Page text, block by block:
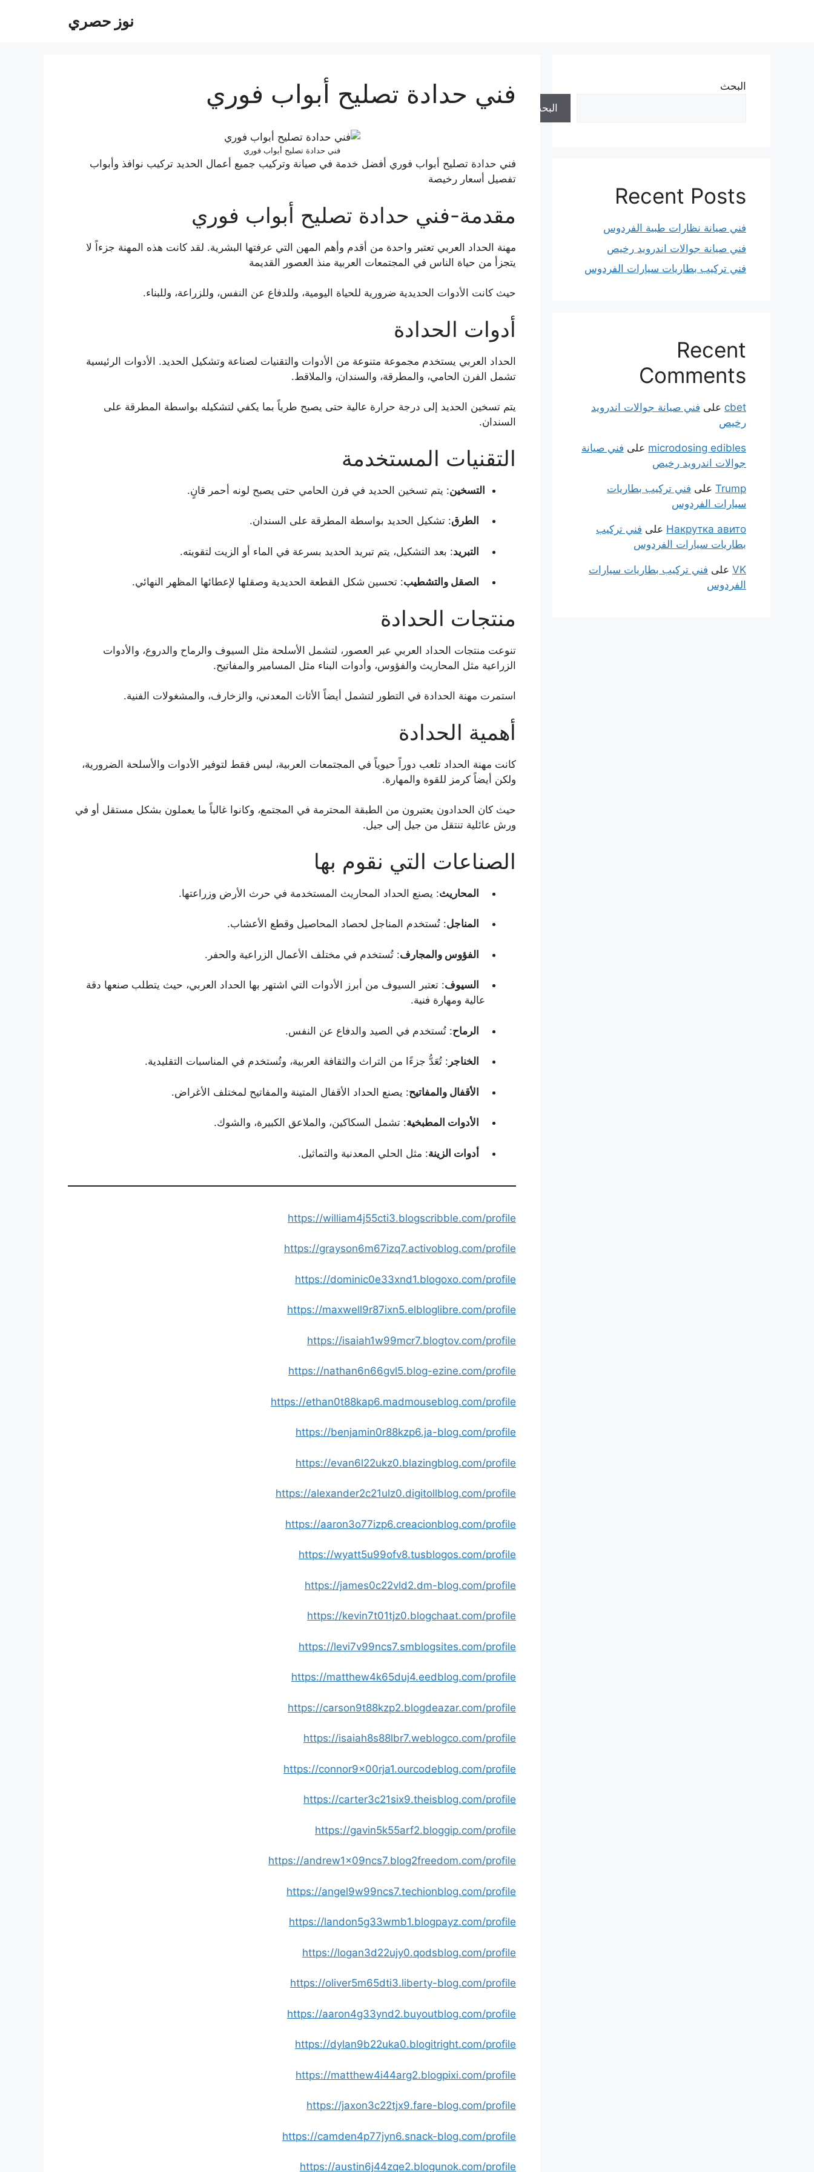
نوز حصري
فني حدادة تصليح أبواب فوري
فني حدادة تصليح أبواب فوري
فني حدادة تصليح أبواب فوري أفضل خدمة في صيانة وتركيب جميع أعمال الحديد تركيب نوافذ وأبواب
تفصيل أسعار رخيصة
مقدمة-فني حدادة تصليح أبواب فوري
مهنة الحداد العربي تعتبر واحدة من أقدم وأهم المهن التي عرفتها البشرية. لقد كانت هذه المهنة جزءاً لا
يتجزأ من حياة الناس في المجتمعات العربية منذ العصور القديمة
حيث كانت الأدوات الحديدية ضرورية للحياة اليومية، وللدفاع عن النفس، وللزراعة، وللبناء.
أدوات الحدادة
الحداد العربي يستخدم مجموعة متنوعة من الأدوات والتقنيات لصناعة وتشكيل الحديد. الأدوات الرئيسية
تشمل الفرن الحامي، والمطرقة، والسندان، والملاقط.
يتم تسخين الحديد إلى درجة حرارة عالية حتى يصبح طرياً بما يكفي لتشكيله بواسطة المطرقة على
السندان.
التقنيات المستخدمة
التسخين: يتم تسخين الحديد في فرن الحامي حتى يصبح لونه أحمر قانٍ.
الطرق: تشكيل الحديد بواسطة المطرقة على السندان.
التبريد: بعد التشكيل، يتم تبريد الحديد بسرعة في الماء أو الزيت لتقويته.
الصقل والتشطيب: تحسين شكل القطعة الحديدية وصقلها لإعطائها المظهر النهائي.
منتجات الحدادة
تنوعت منتجات الحداد العربي عبر العصور، لتشمل الأسلحة مثل السيوف والرماح والدروع، والأدوات
الزراعية مثل المحاريث والفؤوس، وأدوات البناء مثل المسامير والمفاتيح.
استمرت مهنة الحدادة في التطور لتشمل أيضاً الأثاث المعدني، والزخارف، والمشغولات الفنية.
أهمية الحدادة
كانت مهنة الحداد تلعب دوراً حيوياً في المجتمعات العربية، ليس فقط لتوفير الأدوات والأسلحة الضرورية،
ولكن أيضاً كرمز للقوة والمهارة.
حيث كان الحدادون يعتبرون من الطبقة المحترمة في المجتمع، وكانوا غالباً ما يعملون بشكل مستقل أو في
ورش عائلية تنتقل من جيل إلى جيل.
الصناعات التي نقوم بها
المحاريث: يصنع الحداد المحاريث المستخدمة في حرث الأرض وزراعتها.
المناجل: تُستخدم المناجل لحصاد المحاصيل وقطع الأعشاب.
الفؤوس والمجارف: تُستخدم في مختلف الأعمال الزراعية والحفر.
السيوف: تعتبر السيوف من أبرز الأدوات التي اشتهر بها الحداد العربي، حيث يتطلب صنعها دقة
عالية ومهارة فنية.
الرماح: تُستخدم في الصيد والدفاع عن النفس.
الخناجر : تُعَدُّ جزءًا من التراث والثقافة العربية، وتُستخدم في المناسبات التقليدية.
الأقفال والمفاتيح: يصنع الحداد الأقفال المتينة والمفاتيح لمختلف الأغراض.
الأدوات المطبخية: تشمل السكاكين، والملاعق الكبيرة، والشوك.
أدوات الزينة: مثل الحلي المعدنية والتماثيل.
https://william4j55cti3.blogscribble.com/profile
https://grayson6m67izq7.activoblog.com/profile
https://dominic0e33xnd1.blogoxo.com/profile
https://maxwell9r87ixn5.elbloglibre.com/profile
https://isaiah1w99mcr7.blogtov.com/profile
https://nathan6n66gvl5.blog-ezine.com/profile
https://ethan0t88kap6.madmouseblog.com/profile
https://benjamin0r88kzp6.ja-blog.com/profile
https://evan6l22ukz0.blazingblog.com/profile
https://alexander2c21ulz0.digitollblog.com/profile
https://aaron3o77izp6.creacionblog.com/profile
https://wyatt5u99ofv8.tusblogos.com/profile
https://james0c22vld2.dm-blog.com/profile
https://kevin7t01tjz0.blogchaat.com/profile
https://levi7v99ncs7.smblogsites.com/profile
https://matthew4k65duj4.eedblog.com/profile
https://carson9t88kzp2.blogdeazar.com/profile
https://isaiah8s88lbr7.weblogco.com/profile
https://connor9x00rja1.ourcodeblog.com/profile
https://carter3c21six9.theisblog.com/profile
https://gavin5k55arf2.bloggip.com/profile
https://andrew1x09ncs7.blog2freedom.com/profile
https://angel9w99ncs7.techionblog.com/profile
https://landon5g33wmb1.blogpayz.com/profile
https://logan3d22ujy0.qodsblog.com/profile
https://oliver5m65dti3.liberty-blog.com/profile
https://aaron4g33ynd2.buyoutblog.com/profile
https://dylan9b22uka0.blogitright.com/profile
https://matthew4i44arg2.blogpixi.com/profile
https://jaxon3c22tjx9.fare-blog.com/profile
https://camden4p77jyn6.snack-blog.com/profile
https://austin6j44zqe2.blogunok.com/profile
البحث
البحث
Recent Posts
فني صيانة نظارات طبية الفردوس
فني صيانة جوالات اندرويد رخيص
فني تركيب بطاريات سيارات الفردوس
Recent
Comments
cbet على فني صيانة جوالات اندرويد
رخيص
microdosing edibles على فني صيانة
جوالات اندرويد رخيص
Trump على فني تركيب بطاريات
سيارات الفردوس
Накрутка авито على فني تركيب
بطاريات سيارات الفردوس
VK على فني تركيب بطاريات سيارات
الفردوس